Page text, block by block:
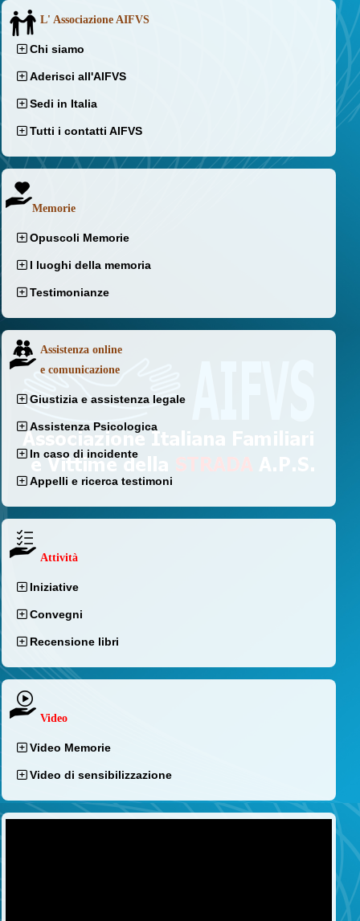
L' Associazione AIFVS
Chi siamo
Aderisci all'AIFVS
Sedi in Italia
Tutti i contatti AIFVS
Memorie
Opuscoli Memorie
I luoghi della memoria
Testimonianze
Assistenza online
e comunicazione
Giustizia e assistenza legale
Assistenza Psicologica
In caso di incidente
Appelli e ricerca testimoni
Attività
Iniziative
Convegni
Recensione libri
Video
Video Memorie
Video di sensibilizzazione